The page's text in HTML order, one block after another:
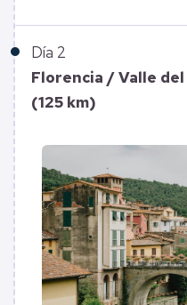
Día 2
Florencia / Valle
(125 km)